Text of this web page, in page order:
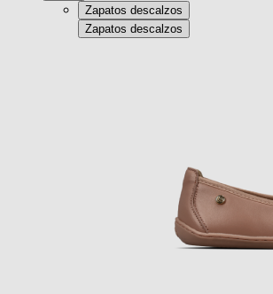
Zapatos descalzos
Zapatos descalzos